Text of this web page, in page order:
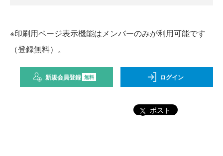
※印刷用ページ表示機能はメンバーのみが利用可能です
（登録無料）。
新規会員登録 無料 ログイン
ポスト